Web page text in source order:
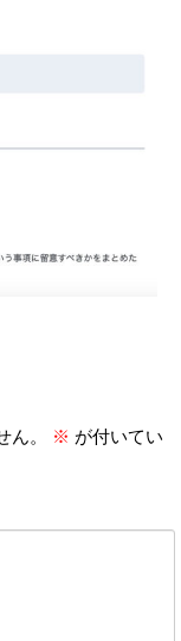
。 ※ が付いてい